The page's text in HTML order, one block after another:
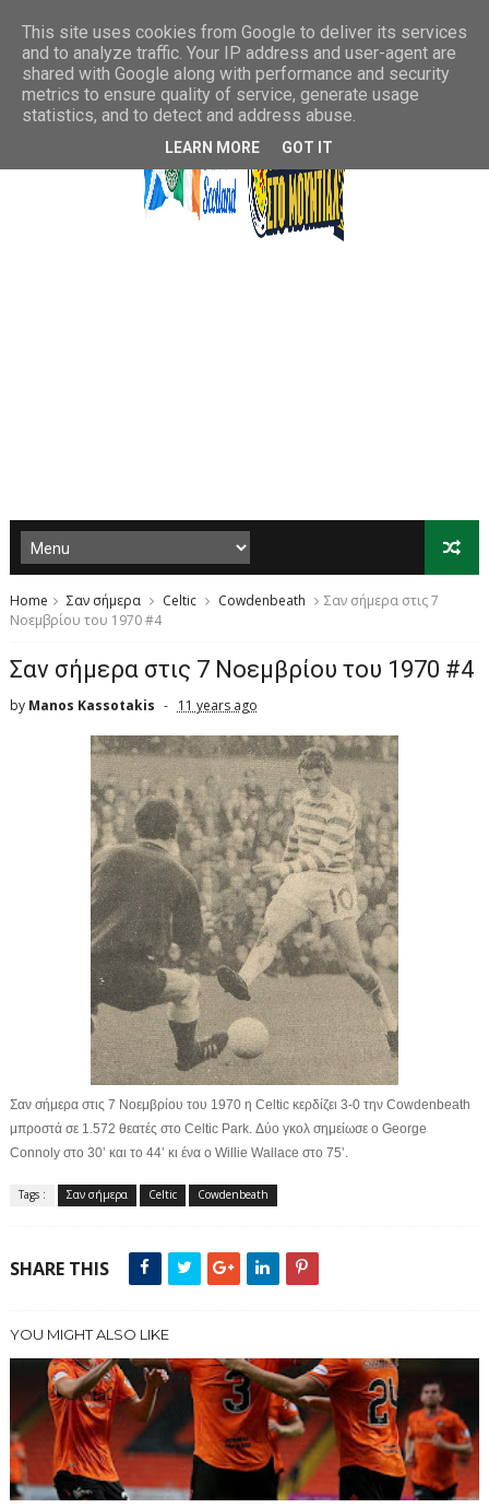
Home Σαν σήμερα Celtic Cowdenbeath
Σαν σήμερα στις 7
Νοεμβρίου του 1970 #4
Σαν σήμερα στις 7 Νοεμβρίου του 1970 #4
by Manos Kassotakis 11 years ago
Σαν σήμερα στις 7 Νοεμβρίου του 1970 η Celtic κερδίζει 3-0 την Cowdenbeath
μπροστά σε 1.572 θεατές στο Celtic Park. Δύο γκολ σημείωσε ο George
Connoly στο 30’ και το 44’ κι ένα ο Willie Wallace στο 75’.
Tags : Σαν σήμερα Celtic Cowdenbeath
SHARE THIS
YOU MIGHT ALSO LIKE
This site uses cookies from Google to deliver its services
and to analyze traffic. Your IP address and user-agent are
shared with Google along with performance and security
metrics to ensure quality of service, generate usage
statistics, and to detect and address abuse.
LEARN MORE GOT IT